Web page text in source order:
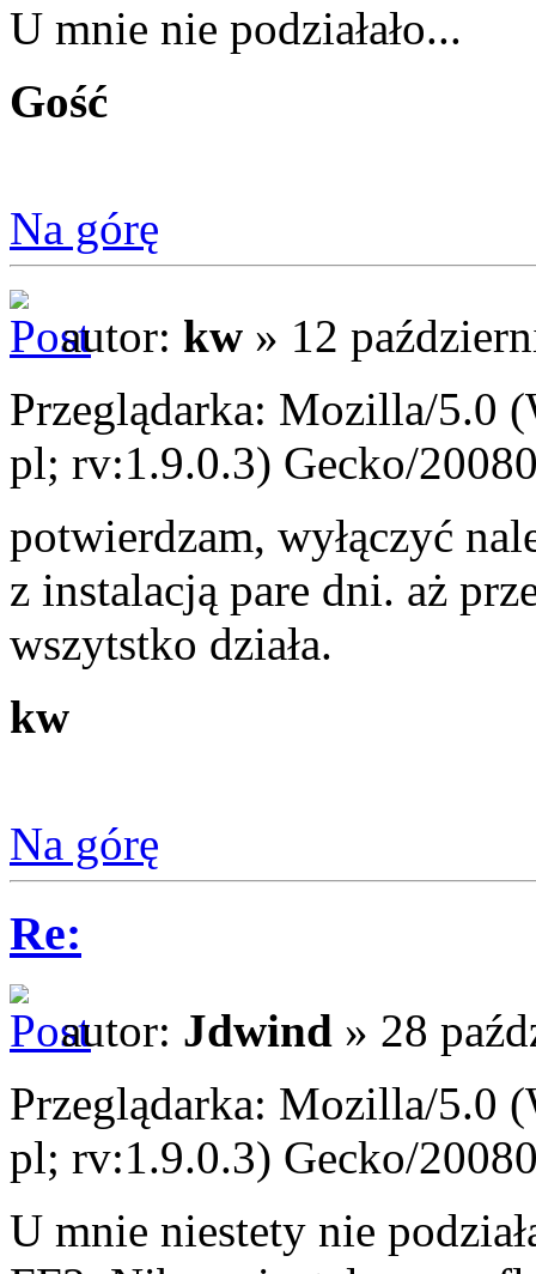
U mnie nie podziałało...
Gość
Na górę
autor: kw » 12
Przeglądarka: Mozilla/5.0
pl; rv:1.9.0.3) Gecko/
potwierdzam, wyłączyć
z instalacją pare dni. aż
wszytstko działa.
kw
Na górę
Re:
autor: Jdwind » 28
Przeglądarka: Mozilla/5.0
pl; rv:1.9.0.3) Gecko/
U mnie niestety nie